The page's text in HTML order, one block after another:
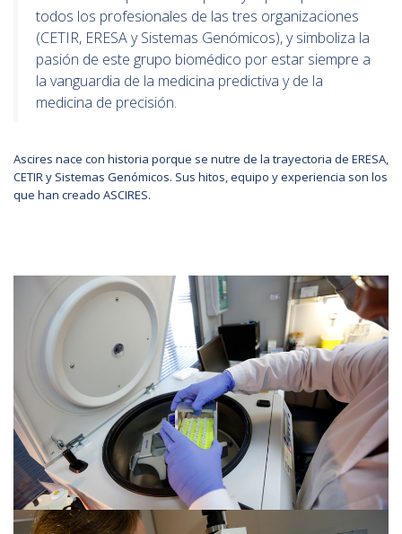
todos los profesionales de las tres organizaciones
(CETIR, ERESA y Sistemas Genómicos), y simboliza la
pasión de este grupo biomédico por estar siempre a
la vanguardia de la medicina predictiva y de la
medicina de precisión.
Ascires nace con historia porque se nutre de la trayectoria de ERESA,
CETIR y Sistemas Genómicos. Sus hitos, equipo y experiencia son los
que han creado ASCIRES.